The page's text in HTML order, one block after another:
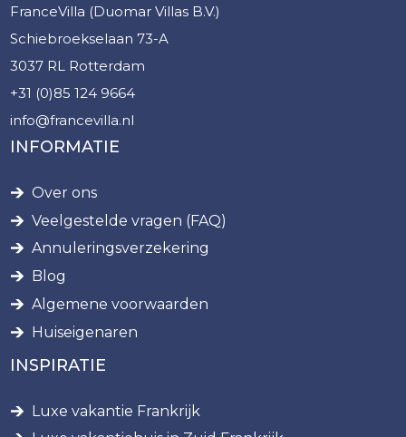
FranceVilla (Duomar Villas B.V.)
Schiebroekselaan 73-A
3037 RL Rotterdam
+31 (0)85 124 9664
info@francevilla.nl
INFORMATIE
Over ons
Veelgestelde vragen (FAQ)
Annuleringsverzekering
Blog
Algemene voorwaarden
Huiseigenaren
INSPIRATIE
Luxe vakantie Frankrijk